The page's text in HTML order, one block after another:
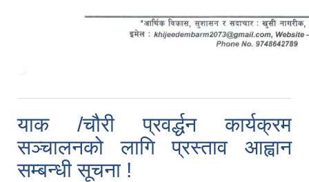
याक /चौरी प्रवर्द्धन कार्यक्रम
सञ्चालनको लागि प्रस्ताव आह्वान
सम्बन्धी सूचना !